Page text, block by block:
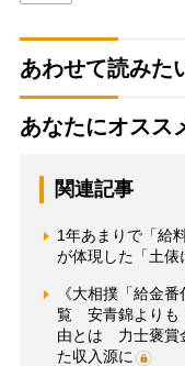
あわせて読みた
あなたにオスス
関連記事
1年あまりで「給
が体現した「土俵
《大相撲「給金
覧 安青錦よりも
由とは 力士褒賞
た収入源に